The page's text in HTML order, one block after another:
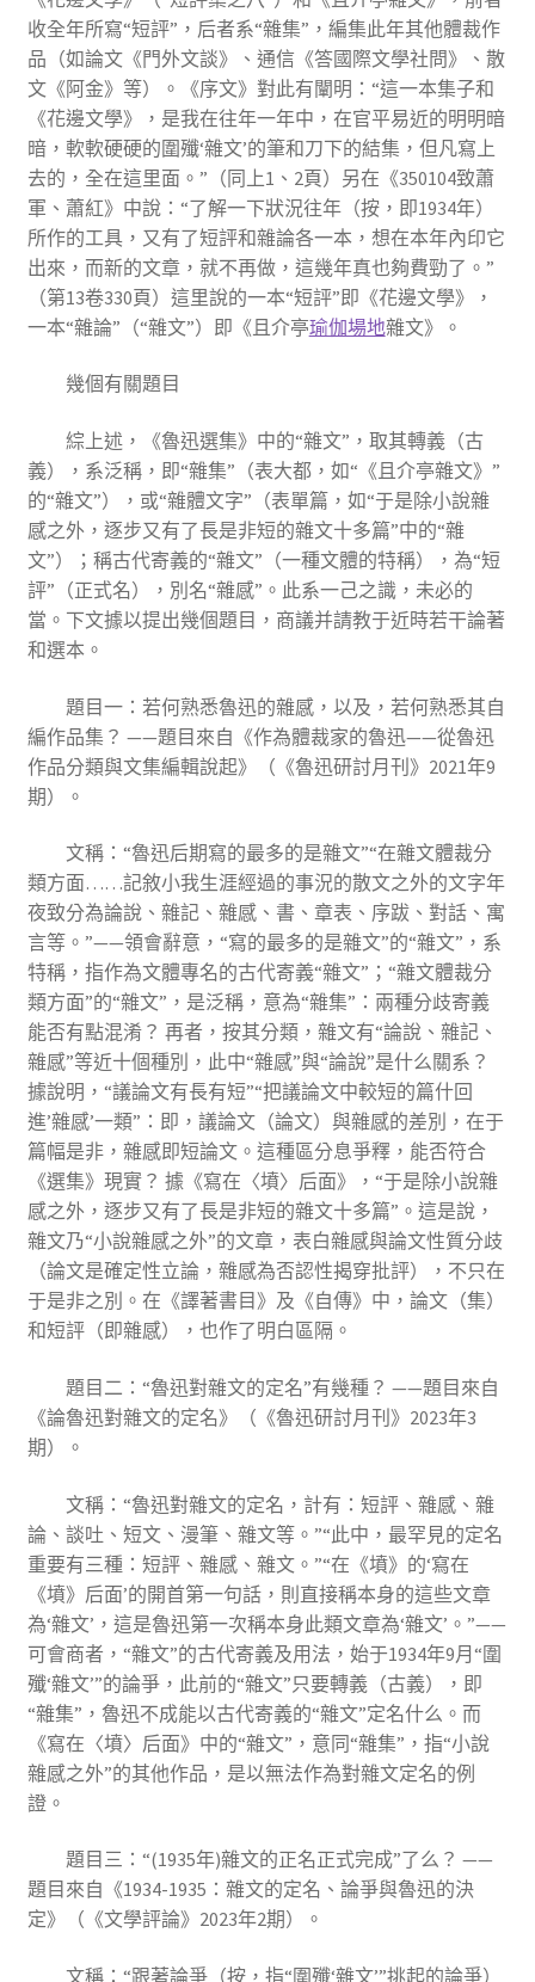
收全年所寫“短評”，后者系“雜集”，編集此年其他體裁作
品（如論文《門外文談》、通信《答國際文學社問》、散
文《阿金》等）。《序文》對此有闡明：“這一本集子和
《花邊文學》，是我在往年一年中，在官平易近的明明暗
暗，軟軟硬硬的圍殲‘雜文’的筆和刀下的結集，但凡寫上
去的，全在這里面。”（同上1、2頁）另在《350104致蕭
軍、蕭紅》中說：“了解一下狀況往年（按，即1934年）
所作的工具，又有了短評和雜論各一本，想在本年內印它
出來，而新的文章，就不再做，這幾年真也夠費勁了。”
（第13卷330頁）這里說的一本“短評”即《花邊文學》，
一本“雜論”（“雜文”）即《且介亭瑜伽場地雜文》。
幾個有關題目
綜上述，《魯迅選集》中的“雜文”，取其轉義（古
義），系泛稱，即“雜集”（表大都，如“《且介亭雜文》”
的“雜文”），或“雜體文字”（表單篇，如“于是除小說雜
感之外，逐步又有了長是非短的雜文十多篇”中的“雜
文”）；稱古代寄義的“雜文”（一種文體的特稱），為“短
評”（正式名），別名“雜感”。此系一己之識，未必的
當。下文據以提出幾個題目，商議并請教于近時若干論著
和選本。
題目一：若何熟悉魯迅的雜感，以及，若何熟悉其自
編作品集？ ——題目來自《作為體裁家的魯迅——從魯迅
作品分類與文集編輯說起》（《魯迅研討月刊》2021年9
期）。
文稱：“魯迅后期寫的最多的是雜文”“在雜文體裁分
類方面……記敘小我生涯經過的事況的散文之外的文字年
夜致分為論說、雜記、雜感、書、章表、序跋、對話、寓
言等。”——領會辭意，“寫的最多的是雜文”的“雜文”，系
特稱，指作為文體專名的古代寄義“雜文”；“雜文體裁分
類方面”的“雜文”，是泛稱，意為“雜集”：兩種分歧寄義
能否有點混淆？ 再者，按其分類，雜文有“論說、雜記、
雜感”等近十個種別，此中“雜感”與“論說”是什么關系？
據說明，“議論文有長有短”“把議論文中較短的篇什回
進’雜感’一類”：即，議論文（論文）與雜感的差別，在于
篇幅是非，雜感即短論文。這種區分息爭釋，能否符合
《選集》現實？ 據《寫在〈墳〉后面》，“于是除小說雜
感之外，逐步又有了長是非短的雜文十多篇”。這是說，
雜文乃“小說雜感之外”的文章，表白雜感與論文性質分歧
（論文是確定性立論，雜感為否認性揭穿批評），不只在
于是非之別。在《譯著書目》及《自傳》中，論文（集）
和短評（即雜感），也作了明白區隔。
題目二：“魯迅對雜文的定名”有幾種？ ——題目來自
《論魯迅對雜文的定名》（《魯迅研討月刊》2023年3
期）。
文稱：“魯迅對雜文的定名，計有：短評、雜感、雜
論、談吐、短文、漫筆、雜文等。”“此中，最罕見的定名
重要有三種：短評、雜感、雜文。”“在《墳》的‘寫在
《墳》后面’的開首第一句話，則直接稱本身的這些文章
為‘雜文’，這是魯迅第一次稱本身此類文章為‘雜文’。”——
可會商者，“雜文”的古代寄義及用法，始于1934年9月“圍
殲‘雜文’”的論爭，此前的“雜文”只要轉義（古義），即
“雜集”，魯迅不成能以古代寄義的“雜文”定名什么。而
《寫在〈墳〉后面》中的“雜文”，意同“雜集”，指“小說
雜感之外”的其他作品，是以無法作為對雜文定名的例
證。
題目三：“(1935年)雜文的正名正式完成”了么？ ——
題目來自《1934-1935：雜文的定名、論爭與魯迅的決
定》（《文學評論》2023年2期）。
文稱：“跟著論爭（按，指“圍殲‘雜文’”挑起的論爭）